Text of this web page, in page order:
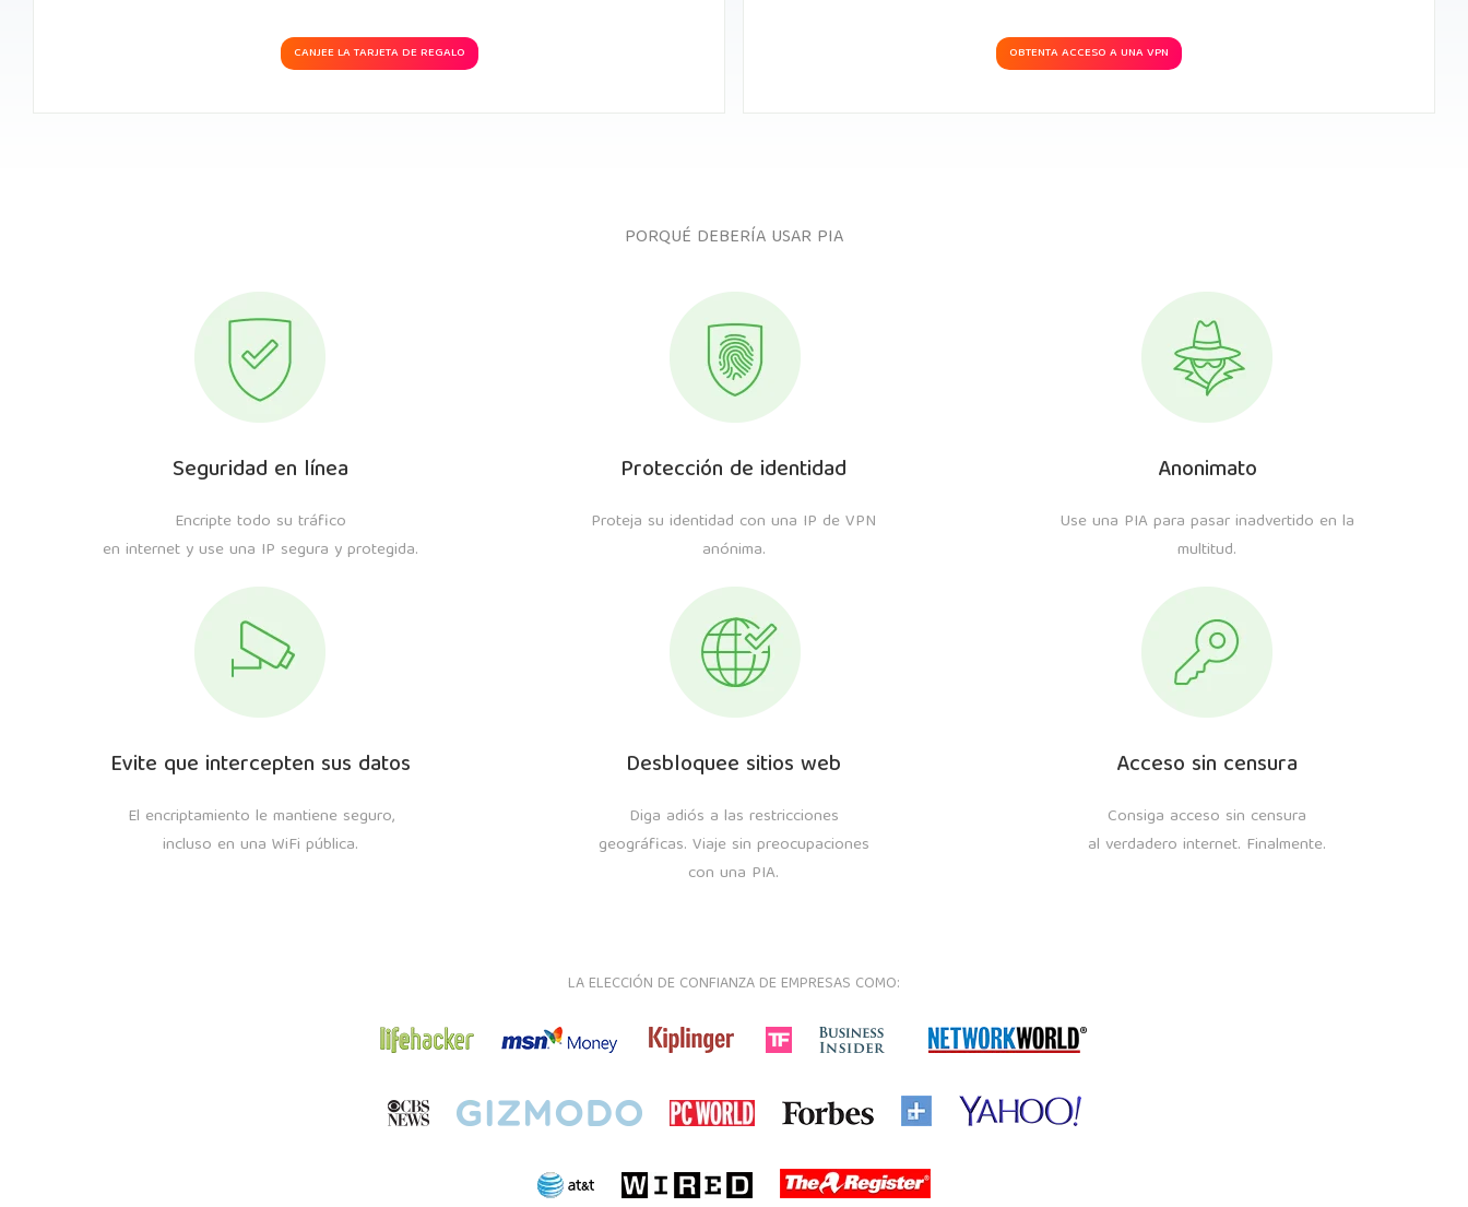
CANJEE LA TARJETA DE REGALO OBTENTA ACCESO A UNA VPN
PORQUÉ DEBERÍA USAR PIA
Seguridad en línea
Encripte todo su tráfico
en internet y use una IP segura y protegida.
Protección de identidad
Proteja su identidad con una IP de VPN
anónima.
Anonimato
Use una PIA para pasar inadvertido en la
multitud.
Evite que intercepten sus datos
El encriptamiento le mantiene seguro,
incluso en una WiFi pública.
Desbloquee sitios web
Diga adiós a las restricciones
geográficas. Viaje sin preocupaciones
con una PIA.
Acceso sin censura
Consiga acceso sin censura
al verdadero internet. Finalmente.
LA ELECCIÓN DE CONFIANZA DE EMPRESAS COMO: